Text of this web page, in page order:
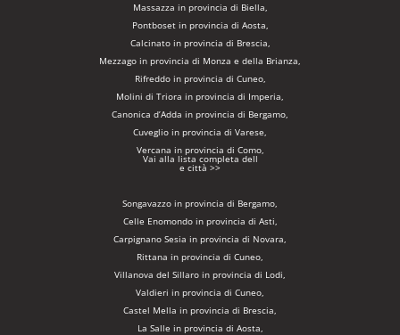
Massazza in provincia di Biella,
Pontboset in provincia di Aosta,
Calcinato in provincia di Brescia,
Mezzago in provincia di Monza e della Brianza,
Rifreddo in provincia di Cuneo,
Molini di Triora in provincia di Imperia,
Canonica d’Adda in provincia di Bergamo,
Cuveglio in provincia di Varese,
Vercana in provincia di Como,
Vai alla lista completa dell
e città >>
Songavazzo in provincia di Bergamo,
Celle Enomondo in provincia di Asti,
Carpignano Sesia in provincia di Novara,
Rittana in provincia di Cuneo,
Villanova del Sillaro in provincia di Lodi,
Valdieri in provincia di Cuneo,
Castel Mella in provincia di Brescia,
La Salle in provincia di Aosta,